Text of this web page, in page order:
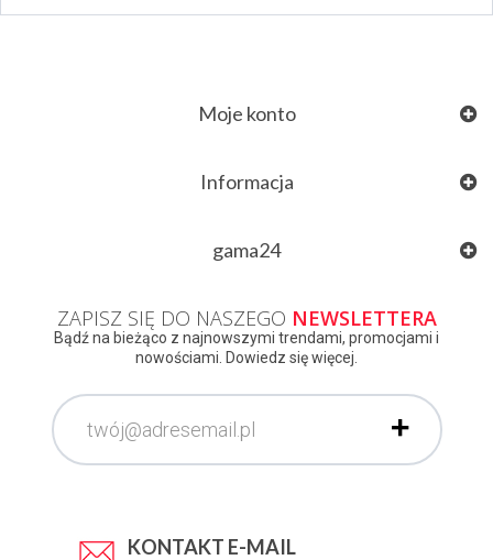
Moje konto
Informacja
gama24
ZAPISZ SIĘ DO NASZEGO NEWSLETTERA
Bądź na bieżąco z najnowszymi trendami, promocjami i
nowościami. Dowiedz się więcej.
KONTAKT E-MAIL